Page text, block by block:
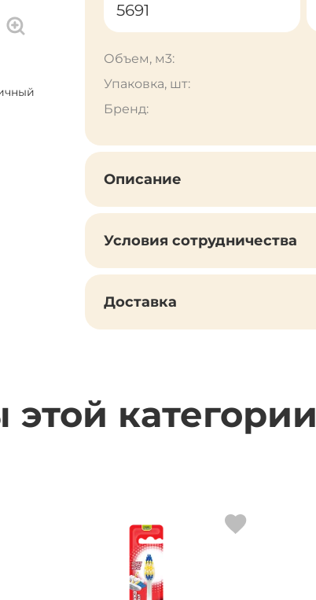
5691
Объем, м3:
Упаковка, шт:
Бренд:
Описание
Условия сотрудничества
Доставка
категории